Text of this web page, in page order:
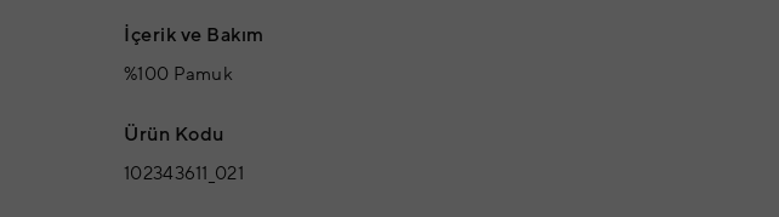
İçerik ve Bakım
%100 Pamuk
Ürün Kodu
102343611_021